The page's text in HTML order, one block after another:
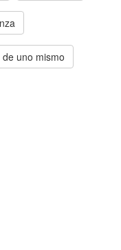
uno mismo